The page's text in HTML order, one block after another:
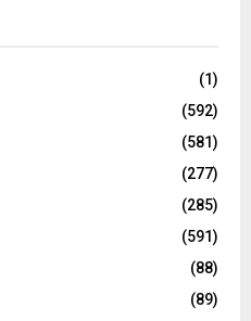
(1)
(592)
(581)
(277)
(285)
(591)
(88)
(89)